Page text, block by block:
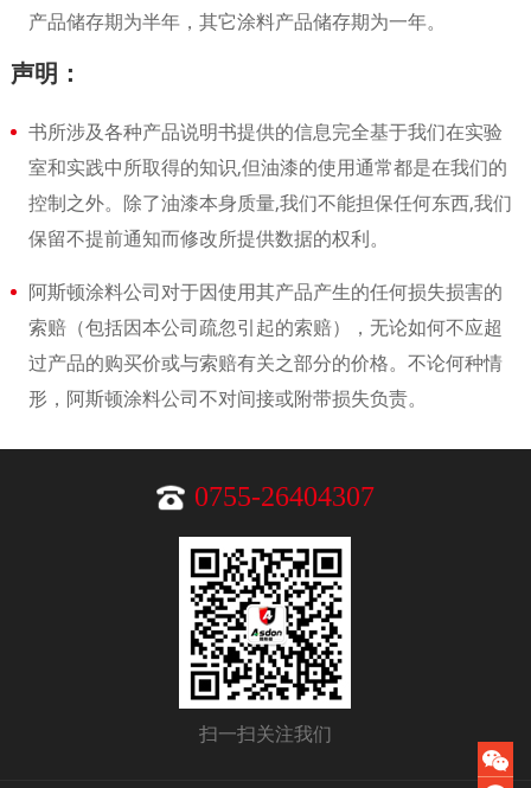
产品储存期为半年，其它涂料产品储存期为一年。
声明：
书所涉及各种产品说明书提供的信息完全基于我们在实验
室和实践中所取得的知识,但油漆的使用通常都是在我们的
控制之外。除了油漆本身质量,我们不能担保任何东西,我们
保留不提前通知而修改所提供数据的权利。
阿斯顿涂料公司对于因使用其产品产生的任何损失损害的
索赔（包括因本公司疏忽引起的索赔），无论如何不应超
过产品的购买价或与索赔有关之部分的价格。不论何种情
形，阿斯顿涂料公司不对间接或附带损失负责。
0755-26404307
扫一扫关注我们